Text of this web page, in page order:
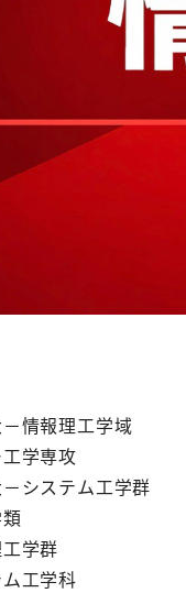
情報理工学域
学専攻
システム工学群
学群
工学科